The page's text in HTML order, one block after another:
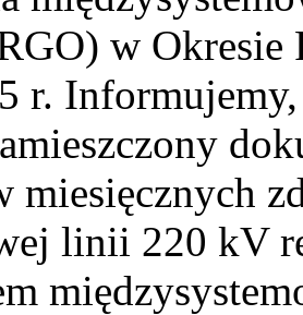
w Okresie
r.
miesięcznych
linii 220 kV